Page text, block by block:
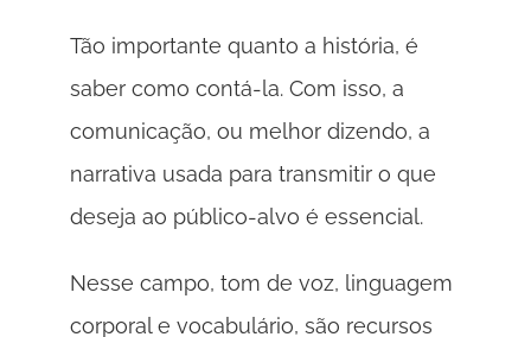
Tão importante quanto a história, é
saber como contá-la. Com isso, a
comunicação, ou melhor dizendo, a
narrativa usada para transmitir o que
deseja ao público-alvo é essencial.
Nesse campo, tom de voz, linguagem
corporal e vocabulário, são recursos